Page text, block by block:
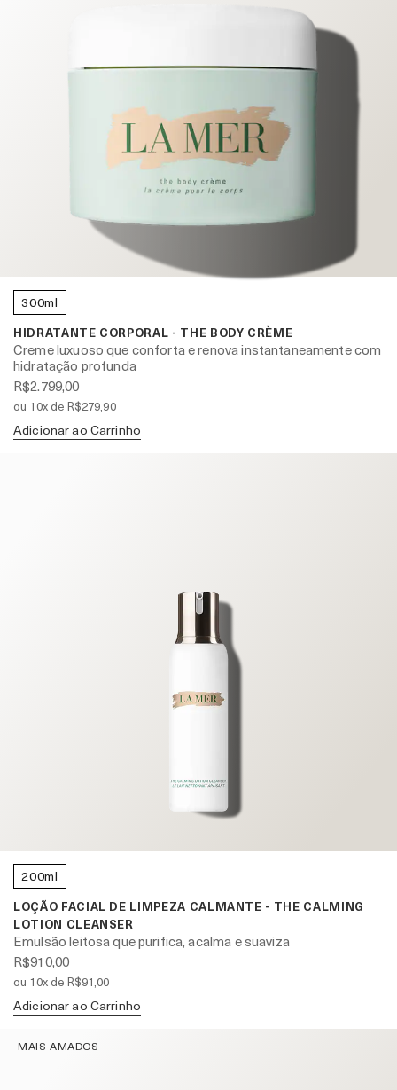
300ml
HIDRATANTE CORPORAL - THE BODY CRÈME
Creme luxuoso que conforta e renova instantaneamente com
hidratação profunda
R$2.799,00
ou 10x de R$279,90
Adicionar ao Carrinho
200ml
LOÇÃO FACIAL DE LIMPEZA CALMANTE - THE CALMING
LOTION CLEANSER
Emulsão leitosa que purifica, acalma e suaviza
R$910,00
ou 10x de R$91,00
Adicionar ao Carrinho
MAIS AMADOS